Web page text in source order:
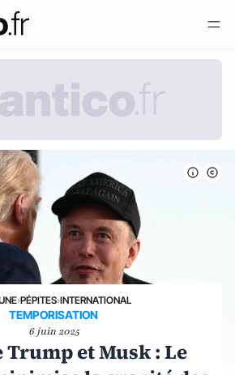
›PÉPITES›INTERNATIONAL
TEMPORISATION
6 juin 2025
Trump et Musk : Le